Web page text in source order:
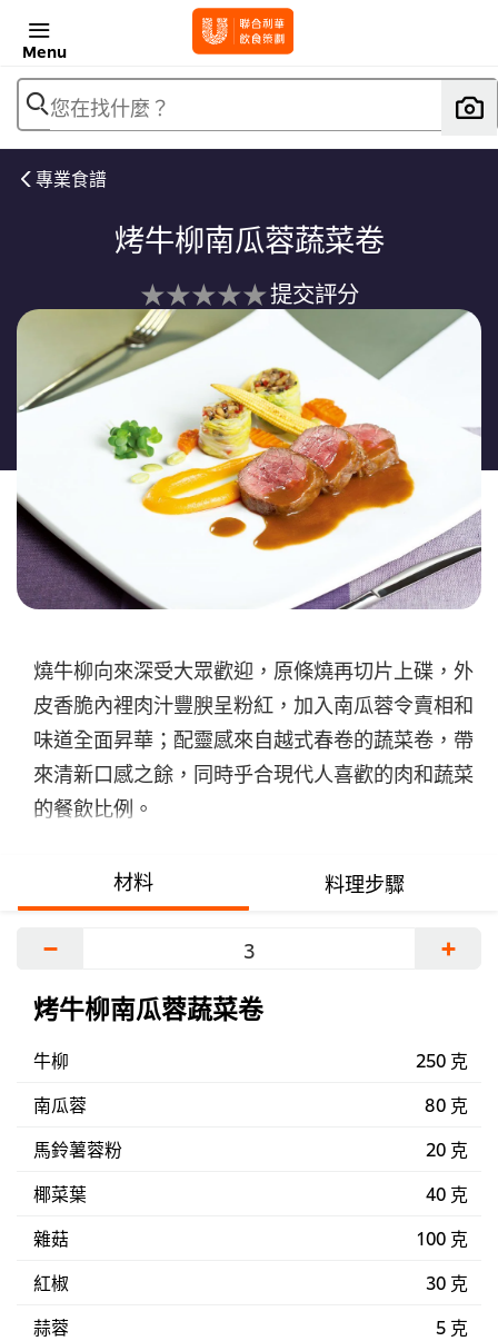
Menu
您在找什麼？
專業食譜
烤牛柳南瓜蓉蔬菜卷
没
有
这
个
recipe
提
交
评
提交評分
燒牛柳向來深受大眾歡迎，原條燒再切片上碟，外
皮香脆內裡肉汁豐腴呈粉紅，加入南瓜蓉令賣相和
味道全面昇華；配靈感來自越式春卷的蔬菜卷，帶
來清新口感之餘，同時乎合現代人喜歡的肉和蔬菜
的餐飲比例。
材料 料理步驟
− +
烤牛柳南瓜蓉蔬菜卷
牛柳
250 克
南瓜蓉
80 克
馬鈴薯蓉粉
20 克
椰菜葉
40 克
雜菇
100 克
紅椒
30 克
蒜蓉
5 克